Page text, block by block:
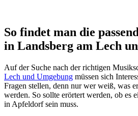
So findet man die
in Landsberg am Lech
Auf der Suche nach der richtigen
Lech und Umgebung müssen sich
Fragen stellen, denn nur wer weiß, was
werden. So sollte erörtert werden, ob es
in Apfeldorf sein muss.